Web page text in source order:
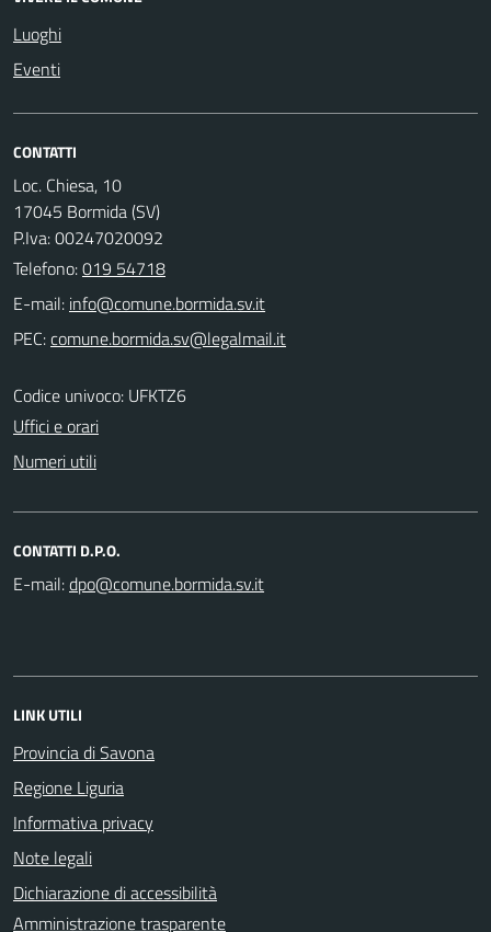
Luoghi
Eventi
CONTATTI
Loc. Chiesa, 10
17045 Bormida (SV)
P.Iva: 00247020092
Telefono:019 54718
E-mail:
PEC:
Codice univoco: UFKTZ6
Uffici e orari
Numeri utili
CONTATTI D.P.O.
E-mail:
LINK UTILI
Provincia di Savona
Regione Liguria
Informativa privacy
Note legali
Dichiarazione di accessibilità
Amministrazione trasparente